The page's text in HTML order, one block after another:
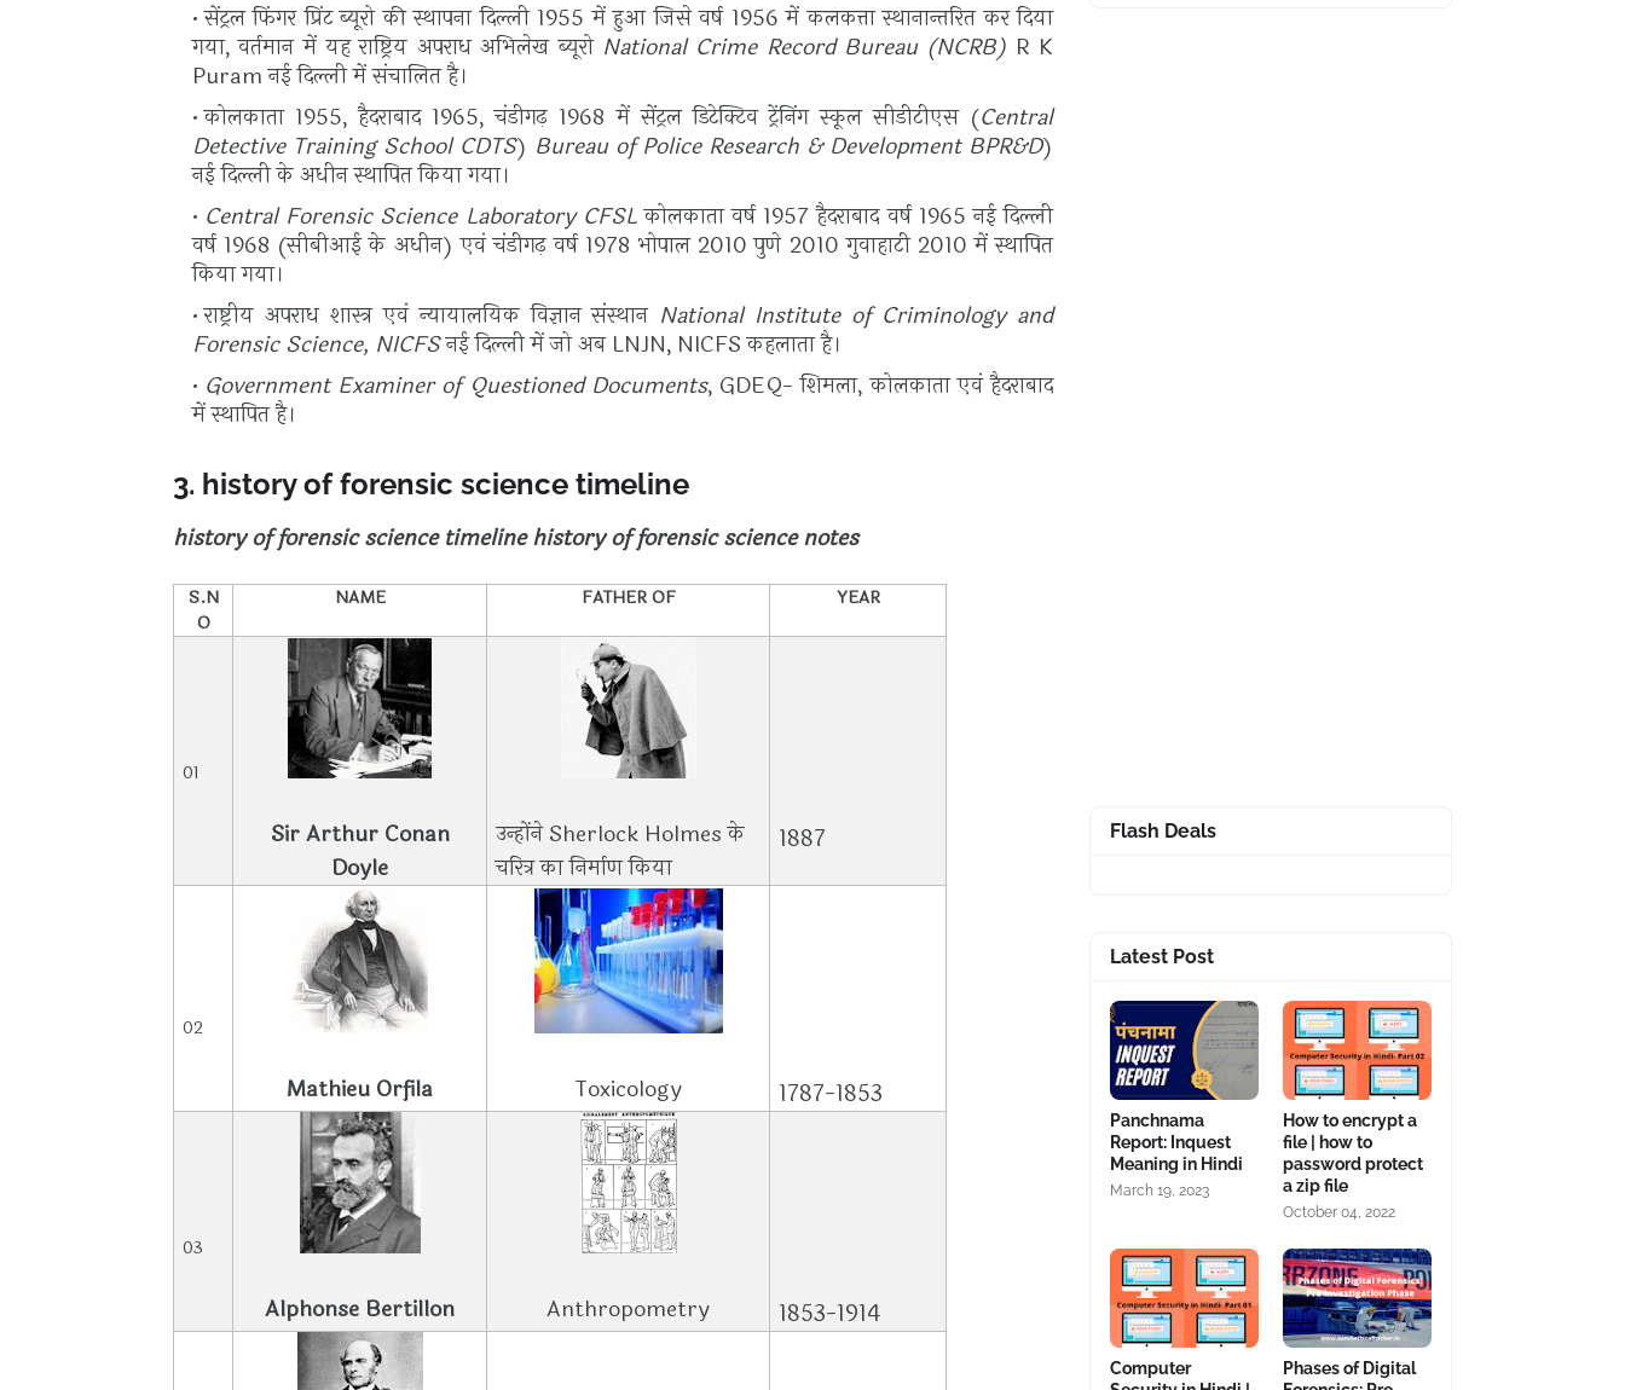
सेंट्रल फिंगर प्रिंट ब्यूरो की स्थापना दिल्ली 1955 में हुआ जिसे वर्ष 1956 में कलकत्ता स्थानान्तरित कर दिया
गया, वर्तमान में यह राष्ट्रिय अपराध अभिलेख ब्यूरो National Crime Record Bureau (NCRB) R K
Puram नई दिल्ली में संचालित है।
कोलकाता 1955, हैदराबाद 1965, चंडीगढ़ 1968 में सेंट्रल डिटेक्टिव ट्रेंनिंग स्कूल सीडीटीएस (Central
Detective Training School CDTS) Bureau of Police Research & Development BPR&D)
नई दिल्ली के अधीन स्थापित किया गया।
Central Forensic Science Laboratory CFSLकोलकाता वर्ष 1957 हैदराबाद वर्ष 1965 नई दिल्ली
वर्ष 1968 (सीबीआई के अधीन) एवं चंडीगढ़ वर्ष 1978 भोपाल 2010 पुणे 2010 गुवाहाटी 2010 में स्थापित
किया गया।
राष्ट्रीय अपराध शास्त्र एवं न्यायालयिक विज्ञान संस्थान National Institute of Criminology and
Forensic Science, NICFSनई दिल्ली में जो अब LNJN, NICFS कहलाता है।
Government Examiner of Questioned Documents, GDEQ- शिमला, कोलकाता एवं हैदराबाद
में स्थापित है।
3. history of forensic science timeline
history of forensic science timeline history of forensic science notes
S.N
O
NAME FATHER OF YEAR
01
Sir Arthur Conan
Doyle
उन्होंनेSherlock Holmesके
चरित्र का निर्माण किया
1887
02
Mathieu Orfila Toxicology 1787-1853
03
Alphonse Bertillon Anthropometry 1853-1914
Flash Deals
Latest Post
Panchnama
Report: Inquest
Meaning in Hindi
March 19, 2023
How to encrypt a
file | how to
password protect
a zip file
October 04, 2022
Computer
Phases of Digital